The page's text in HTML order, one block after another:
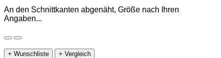
An den Schnittkanten abgenäht, Größe nach Ihren
Angaben...
+ Wunschliste + Vergleich